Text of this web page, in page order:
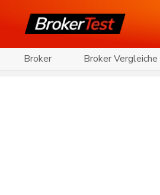
Broker Broker Vergleiche